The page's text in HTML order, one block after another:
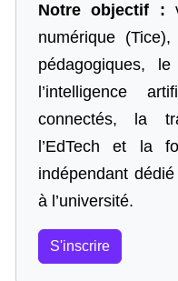
Notre objectif :
numérique
pédagogiques,
l’intelligence
connectés, la
l’EdTech et la
indépendant
à l’université.
S'inscrire